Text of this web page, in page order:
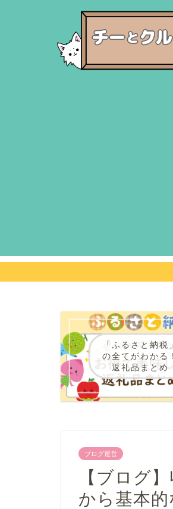
「ふるさと納税」
の全てがわかる！
返礼品まとめ
ブログ運営
【ブログ
から基本